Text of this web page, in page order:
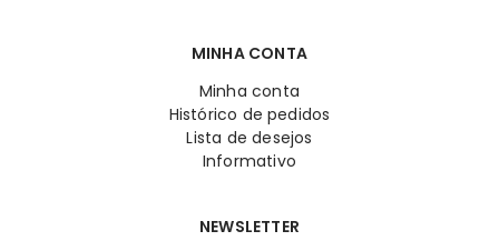
MINHA CONTA
Minha conta
Histórico de pedidos
Lista de desejos
Informativo
NEWSLETTER